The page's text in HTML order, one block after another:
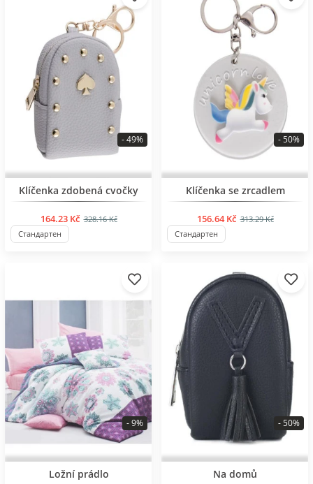
Klíčenka zdobená cvočky
164.23 Kč 328.16 Kč
- 49%
Стандартен
Klíčenka se zrcadlem
156.64 Kč 313.29 Kč
- 50%
Стандартен
BESTSELLER
Ložní prádlo
- 9%
BESTSELLER
Na domů
- 50%